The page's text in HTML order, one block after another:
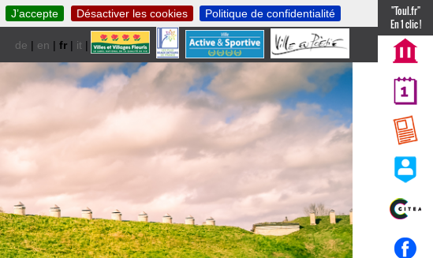
J’accepte Désactiver les cookies Politique de confidentialité
de | en | fr | it |nl
"Toul.fr"
En 1 clic !